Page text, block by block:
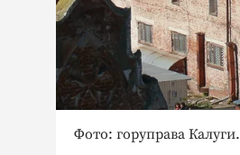
Фото: горуправа Калуги.